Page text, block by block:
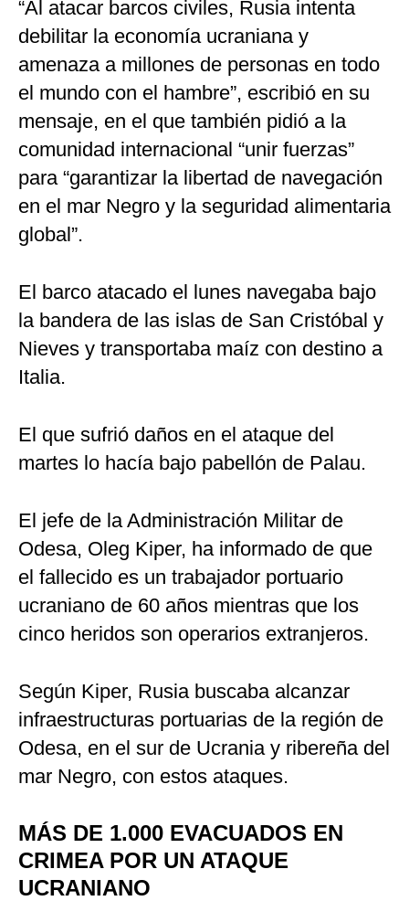
“Al atacar barcos civiles, Rusia intenta
debilitar la economía ucraniana y
amenaza a millones de personas en todo
el mundo con el hambre”, escribió en su
mensaje, en el que también pidió a la
comunidad internacional “unir fuerzas”
para “garantizar la libertad de navegación
en el mar Negro y la seguridad alimentaria
global”.
El barco atacado el lunes navegaba bajo
la bandera de las islas de San Cristóbal y
Nieves y transportaba maíz con destino a
Italia.
El que sufrió daños en el ataque del
martes lo hacía bajo pabellón de Palau.
El jefe de la Administración Militar de
Odesa, Oleg Kiper, ha informado de que
el fallecido es un trabajador portuario
ucraniano de 60 años mientras que los
cinco heridos son operarios extranjeros.
Según Kiper, Rusia buscaba alcanzar
infraestructuras portuarias de la región de
Odesa, en el sur de Ucrania y ribereña del
mar Negro, con estos ataques.
MÁS DE 1.000 EVACUADOS EN
CRIMEA POR UN ATAQUE
UCRANIANO